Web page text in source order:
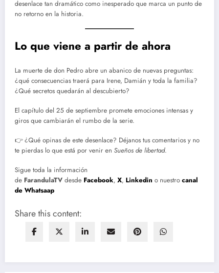
desenlace tan dramático como inesperado que marca un punto de
no retorno en la historia.
Lo que viene a partir de ahora
La muerte de don Pedro abre un abanico de nuevas preguntas:
¿qué consecuencias traerá para Irene, Damián y toda la familia?
¿Qué secretos quedarán al descubierto?
El capítulo del 25 de septiembre promete emociones intensas y
giros que cambiarán el rumbo de la serie.
👉 ¿Qué opinas de este desenlace? Déjanos tus comentarios y no
te pierdas lo que está por venir en Sueños de libertad.
Sigue toda la información
de FarandulaTV desde Facebook, X, Linkedin o nuestro canal
de Whatsaap
Share this content: